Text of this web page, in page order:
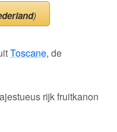
)
Toscane, de
rijk fruitkanon